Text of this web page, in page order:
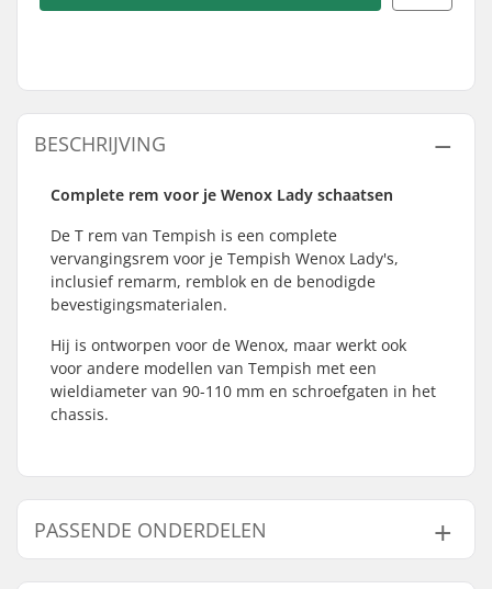
BESCHRIJVING
Complete rem voor je Wenox Lady schaatsen
De T rem van Tempish is een complete
vervangingsrem voor je Tempish Wenox Lady's,
inclusief remarm, remblok en de benodigde
bevestigingsmaterialen.
Hij is ontworpen voor de Wenox, maar werkt ook
voor andere modellen van Tempish met een
wieldiameter van 90-110 mm en schroefgaten in het
chassis.
PASSENDE ONDERDELEN
Vind producten die samen gaan met Tempish Rem T